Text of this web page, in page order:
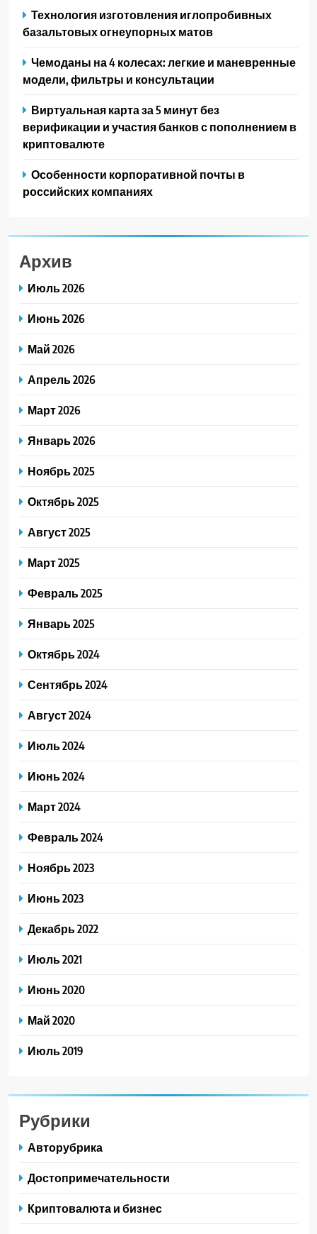
Технология изготовления иглопробивных
базальтовых огнеупорных матов
Чемоданы на 4 колесах: легкие и маневренные
модели, фильтры и консультации
Виртуальная карта за 5 минут без
верификации и участия банков с пополнением в
криптовалюте
Особенности корпоративной почты в
российских компаниях
Архив
Июль 2026
Июнь 2026
Май 2026
Апрель 2026
Март 2026
Январь 2026
Ноябрь 2025
Октябрь 2025
Август 2025
Март 2025
Февраль 2025
Январь 2025
Октябрь 2024
Сентябрь 2024
Август 2024
Июль 2024
Июнь 2024
Март 2024
Февраль 2024
Ноябрь 2023
Июнь 2023
Декабрь 2022
Июль 2021
Июнь 2020
Май 2020
Июль 2019
Рубрики
Авторубрика
Достопримечательности
Криптовалюта и бизнес